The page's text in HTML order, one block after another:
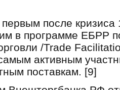
после кризиса
в программе ЕБРР
/Trade
активным
поставкам. [9]